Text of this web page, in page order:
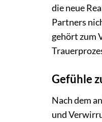
die neue
Partners
gehört zum
Gefühle
Nach dem
und